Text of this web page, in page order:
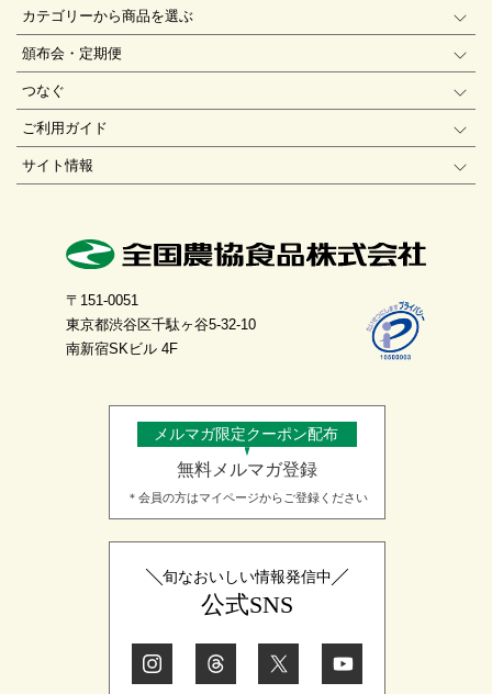
カテゴリーから商品を選ぶ
頒布会・定期便
つなぐ
ご利用ガイド
サイト情報
〒151-0051
東京都渋谷区千駄ヶ谷5-32-10
南新宿SKビル 4F
メルマガ限定クーポン配布
無料メルマガ登録
＊会員の方はマイページからご登録ください
旬なおいしい情報発信中
公式SNS